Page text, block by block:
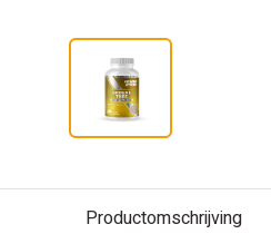
Productomschrijving